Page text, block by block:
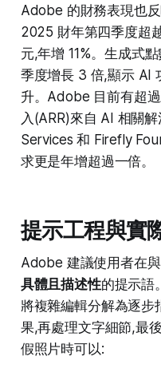
Adobe 的財務表現也
2025 財年第四季度超
元,年增 11%。生成式
季度增長 3 倍,顯示 AI
升。Adobe 目前有超
入(ARR)來自 AI 相關
Services 和 Firefly
求更是年增超過一倍。​
提示工程與實
Adobe 建議使用者在
具體且描述性的提示語
將複雜編輯分解為逐
果,再處理文字細節,最
假照片時可以:​